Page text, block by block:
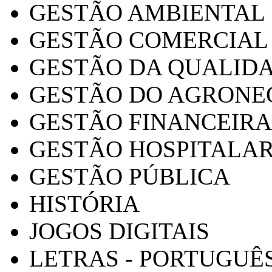
GESTÃO AMBIENTAL
GESTÃO COMERCIAL
GESTÃO DA
GESTÃO DO
GESTÃO FINANCEIRA
GESTÃO
GESTÃO PÚBLICA
HISTÓRIA
JOGOS DIGITAIS
LETRAS -